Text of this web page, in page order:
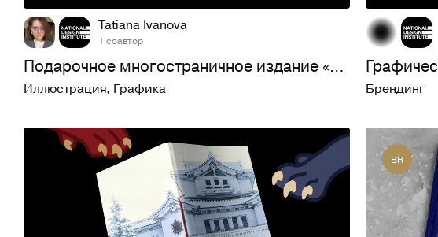
Tatiana Ivanova
1 соавтор
Подарочное многостраничное издание «Маскарад» М.Ю. Лермонт…
Иллюстрация, Графика Брендинг
BR